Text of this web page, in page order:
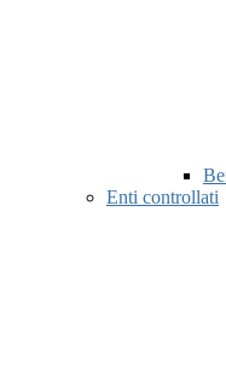
Enti controllati